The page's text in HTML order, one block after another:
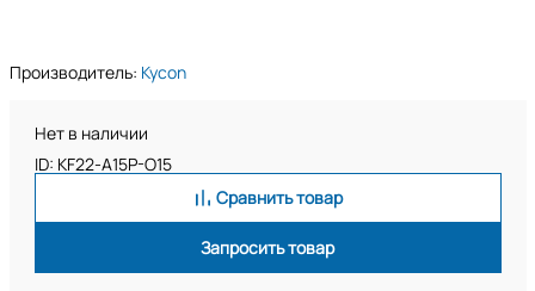
Производитель: Kycon
Нет в наличии
ID: KF22-A15P-O15
Сравнить товар
Запросить товар